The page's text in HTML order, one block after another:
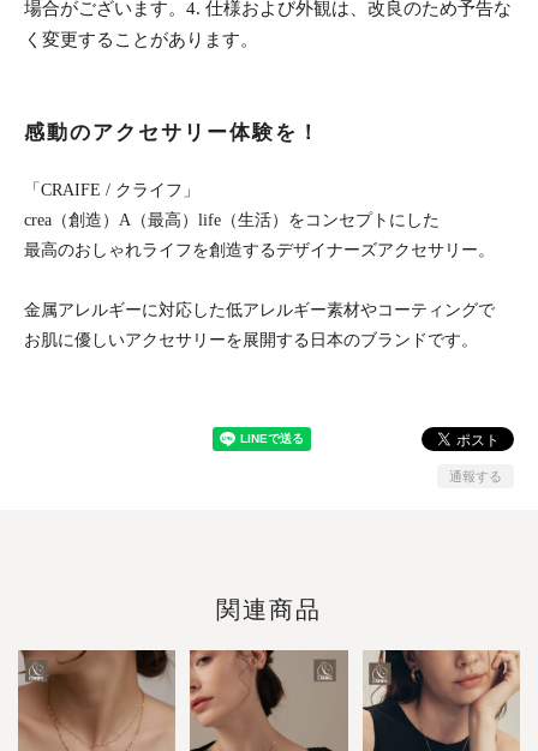
場合がございます。4. 仕様および外観は、改良のため予告な
く変更することがあります。
感動のアクセサリー体験を！
「CRAIFE / クライフ」
crea（創造）A（最高）life（生活）をコンセプトにした
最高のおしゃれライフを創造するデザイナーズアクセサリー。
金属アレルギーに対応した低アレルギー素材やコーティングで
お肌に優しいアクセサリーを展開する日本のブランドです。
通報する
関連商品